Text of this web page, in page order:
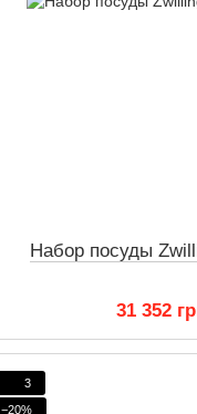
Набор посуды
31 352
3
−20%